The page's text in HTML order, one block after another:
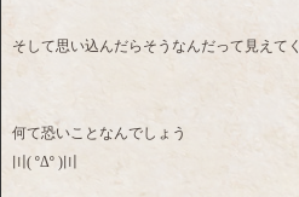
そして思い込んだらそうなんだって見えてく
何て恐いことなんでしょう
〣( ºΔº )〣